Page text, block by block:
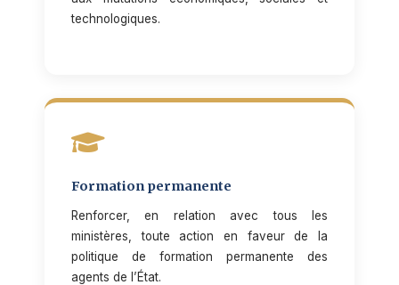
technologiques.
Formation permanente
Renforcer, en relation avec tous les
ministères, toute action en faveur de la
politique de formation permanente des
agents de l’État.